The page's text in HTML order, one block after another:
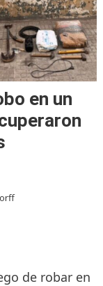
en un
de robar en